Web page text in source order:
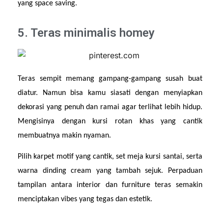
yang space saving.
5. Teras minimalis homey
Teras sempit memang gampang-gampang susah buat
diatur. Namun bisa kamu siasati dengan menyiapkan
dekorasi yang penuh dan ramai agar terlihat lebih hidup.
Mengisinya dengan kursi rotan khas yang cantik
membuatnya makin nyaman.
Pilih karpet motif yang cantik, set meja kursi santai, serta
warna dinding cream yang tambah sejuk. Perpaduan
tampilan antara interior dan furniture teras semakin
menciptakan vibes yang tegas dan estetik.